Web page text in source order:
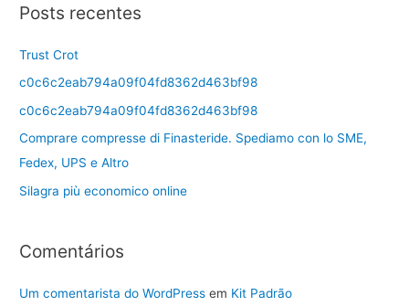
Posts recentes
Trust Crot
c0c6c2eab794a09f04fd8362d463bf98
c0c6c2eab794a09f04fd8362d463bf98
Comprare compresse di Finasteride. Spediamo con lo SME,
Fedex, UPS e Altro
Silagra più economico online
Comentários
Um comentarista do WordPress em Kit Padrão